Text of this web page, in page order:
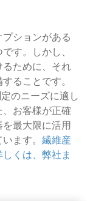
ションがある
す。しかし、
ために、それ
ることです。
のニーズに適し
お客様が正確
最大限に活用
ます。 繊維産
くは、 弊社ま